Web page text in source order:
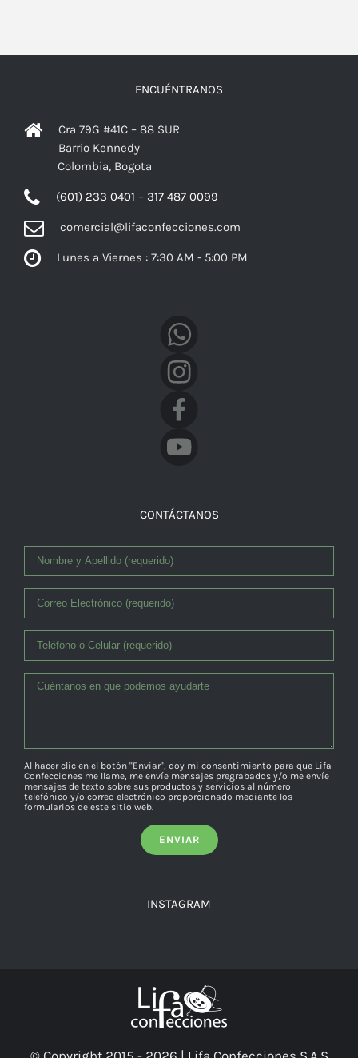
ENCUÉNTRANOS
Cra 79G #41C – 88 SUR
Barrio Kennedy
Colombia, Bogota
(601) 233 0401 – 317 487 0099
comercial@lifaconfecciones.com
Lunes a Viernes : 7:30 AM - 5:00 PM
CONTÁCTANOS
Al hacer clic en el botón "Enviar", doy mi consentimiento para que Lifa
Confecciones me llame, me envíe mensajes pregrabados y/o me envíe
mensajes de texto sobre sus productos y servicios al número
telefónico y/o correo electrónico proporcionado mediante los
formularios de este sitio web.
INSTAGRAM